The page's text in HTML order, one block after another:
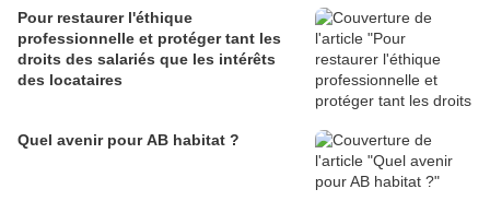
Pour restaurer l'éthique
professionnelle et protéger tant les
droits des salariés que les intérêts
des locataires
Quel avenir pour AB habitat ?